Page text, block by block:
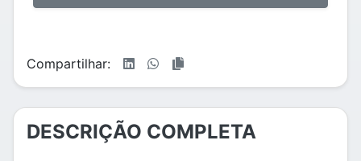
Compartilhar:
DESCRIÇÃO COMPLETA